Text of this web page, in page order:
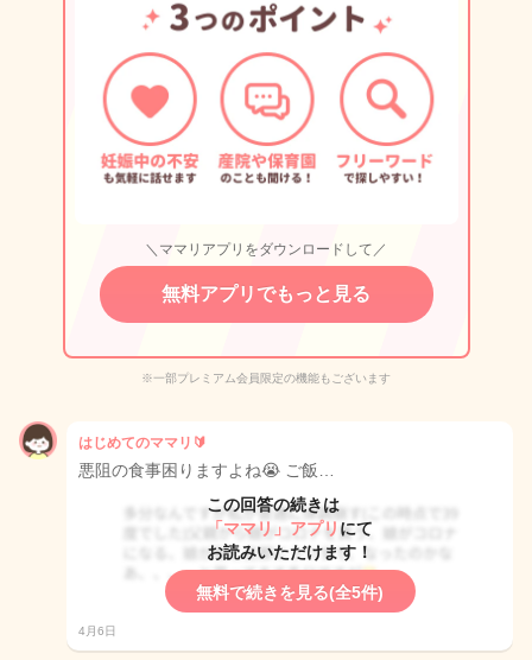
＼ママリアプリをダウンロードして／
無料アプリでもっと見る
※一部プレミアム会員限定の機能もございます
はじめてのママリ🔰
悪阻の食事困りますよね😭 ご飯…
この回答の続きは
「ママリ」アプリ にて
お読みいただけます！
無料で続きを見る(全5件)
4月6日